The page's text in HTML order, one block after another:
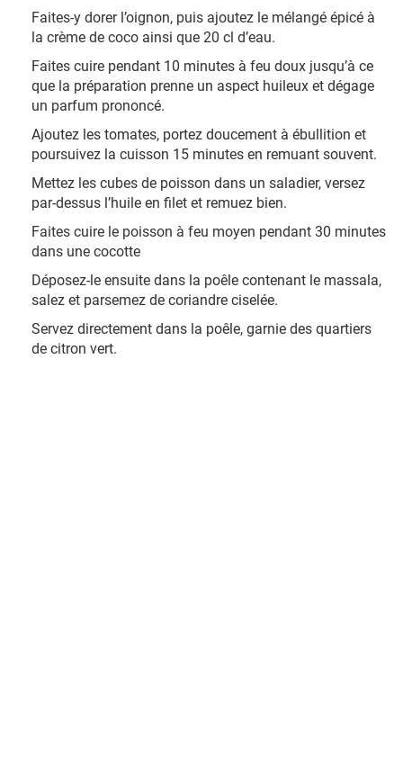
Faites-y dorer l’oignon, puis ajoutez le mélangé épicé à
la crème de coco ainsi que 20 cl d’eau.
Faites cuire pendant 10 minutes à feu doux jusqu’à ce
que la préparation prenne un aspect huileux et dégage
un parfum prononcé.
Ajoutez les tomates, portez doucement à ébullition et
poursuivez la cuisson 15 minutes en remuant souvent.
Mettez les cubes de poisson dans un saladier, versez
par-dessus l’huile en filet et remuez bien.
Faites cuire le poisson à feu moyen pendant 30 minutes
dans une cocotte
Déposez-le ensuite dans la poêle contenant le massala,
salez et parsemez de coriandre ciselée.
Servez directement dans la poêle, garnie des quartiers
de citron vert.